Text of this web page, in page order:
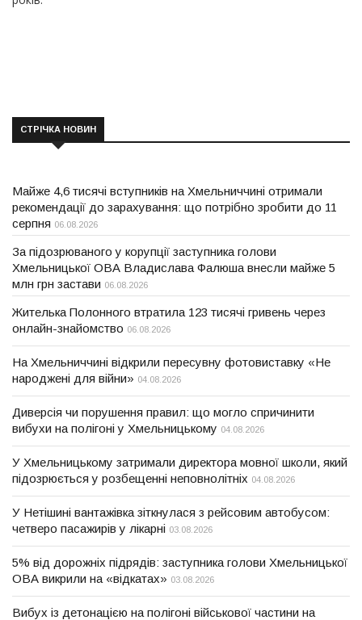
СТРІЧКА НОВИН
Майже 4,6 тисячі вступників на Хмельниччині отримали
рекомендації до зарахування: що потрібно зробити до 11
серпня 06.08.2026
За підозрюваного у корупції заступника голови
Хмельницької ОВА Владислава Фалюша внесли майже 5
млн грн застави 06.08.2026
Жителька Полонного втратила 123 тисячі гривень через
онлайн-знайомство 06.08.2026
На Хмельниччині відкрили пересувну фотовиставку «Не
народжені для війни» 04.08.2026
Диверсія чи порушення правил: що могло спричинити
вибухи на полігоні у Хмельницькому 04.08.2026
У Хмельницькому затримали директора мовної школи, який
підозрюється у розбещенні неповнолітніх 04.08.2026
У Нетішині вантажівка зіткнулася з рейсовим автобусом:
четверо пасажирів у лікарні 03.08.2026
5% від дорожніх підрядів: заступника голови Хмельницької
ОВА викрили на «відкатах» 03.08.2026
Вибух із детонацією на полігоні військової частини на